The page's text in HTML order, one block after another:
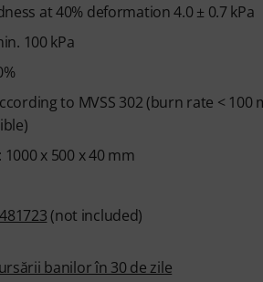
at 40% deformation 4.0 ± 0.7 kPa
100 kPa
to MVSS 302 (burn rate <
x 500 x 40 mm
481723 (not included)
banilor în 30 de zile